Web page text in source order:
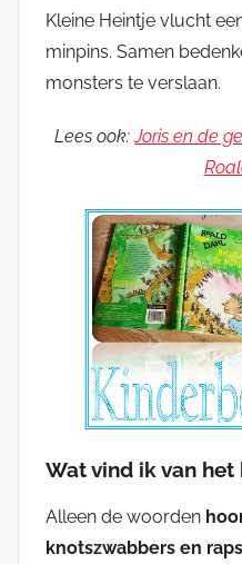
Kleine Heintje vlucht
minpins. Samen
monsters te verslaan.
Lees ook:Joris en de
Wat vind ik van het
Alleen de woorden
knotszwabbers en